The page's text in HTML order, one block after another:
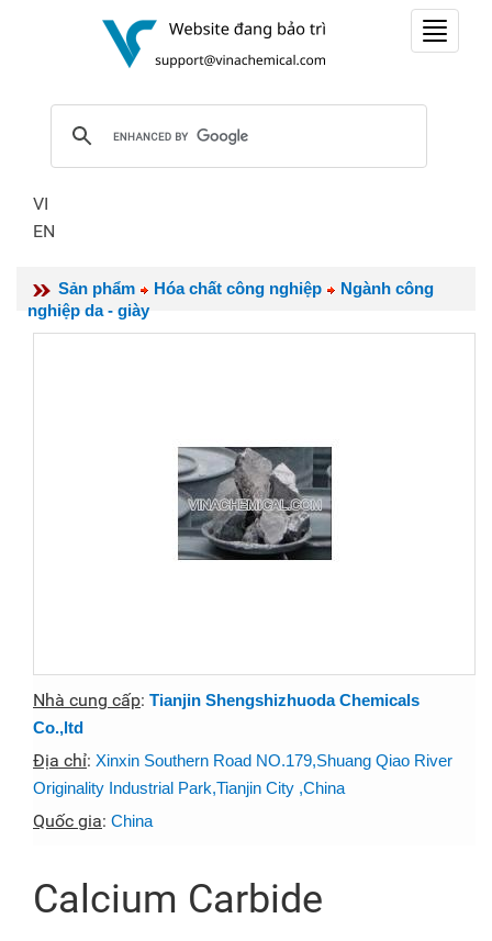
Toggle
VI
EN
Sản phẩm Hóa chất công nghiệp
Ngành công
nghiệp da - giày
Nhà cung cấp: Tianjin Shengshizhuoda Chemicals
Co.,ltd
Địa chỉ: Xinxin Southern Road NO.179,Shuang Qiao River
Originality Industrial Park,Tianjin City ,China
Quốc gia: China
Calcium Carbide